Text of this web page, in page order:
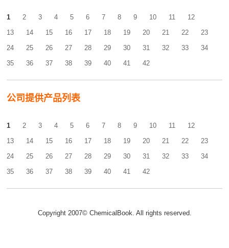
1 2 3 4 5 6 7 8 9 10 11
12
13
14 15 16 17 18 19 20 21 22
23
24
25 26 27 28 29 30 31 32 33
34
35
36 37 38 39 40 41 42
公司提供产品列表
1 2 3 4 5 6 7 8 9 10 11
12
13
14 15 16 17 18 19 20 21 22
23
24
25 26 27 28 29 30 31 32 33
34
35
36 37 38 39 40 41 42
Copyright 2007© ChemicalBook. All rights reserved.